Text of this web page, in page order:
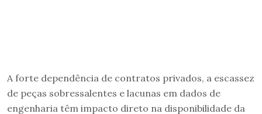
A forte dependência de contratos privados, a escassez
de peças sobressalentes e lacunas em dados de
engenharia têm impacto direto na disponibilidade da